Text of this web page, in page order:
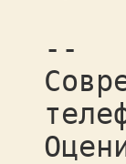
--